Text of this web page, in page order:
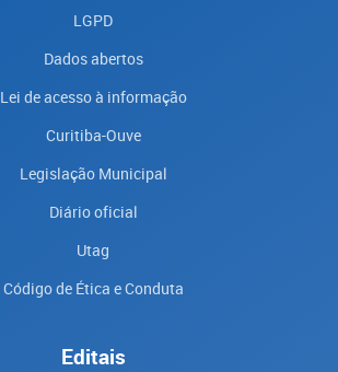
LGPD
Dados abertos
Lei de acesso à informação
Curitiba-Ouve
Legislação Municipal
Diário oficial
Utag
Código de Ética e Conduta
Editais